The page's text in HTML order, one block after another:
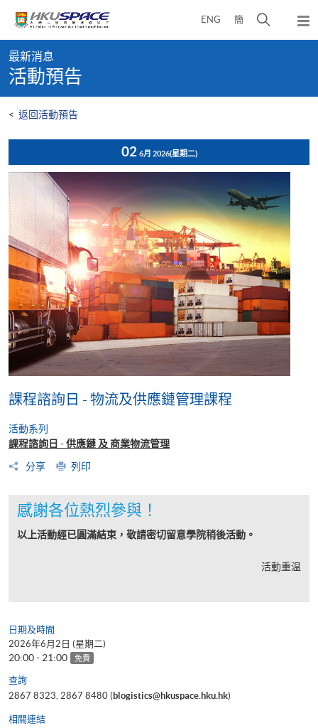
content
ENG 簡
開
彈
出
content
start
最新消息
活動預告
< 返回活動預告
02 6月 2026(星期二)
課程諮詢日 - 物流及供應鏈管理課程
活動系列
課程諮詢日 - 供應鏈 及 商業物流管理
分享
列印
感謝各位熱烈參與！
以上活動經已圓滿結束，敬請密切留意學院稍後活動。
活動重温
日期及時間
2026年6月2日 (星期二)
20:00 - 21:00 免費
查詢
2867 8323, 2867 8480 (blogistics@hkuspace.hku.hk)
相關連結